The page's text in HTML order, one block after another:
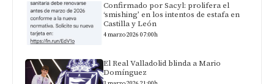
Confirmado por Sacyl: prolifera el
‘smishing’ en los intentos de estafa en
Castilla y León
4 marzo 2026 07:00h
El Real Valladolid blinda a Mario
Domínguez